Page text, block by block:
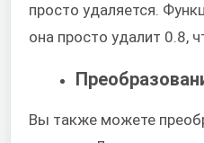
просто удаляется.
она просто удалит 0.8,
Вы также можете